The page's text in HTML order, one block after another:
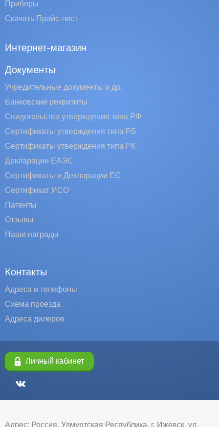
Приборы
Скачать Прайс-лист
Интернет-магазин
Документы
Учредительные документы и др.
Банковские реквизиты
Свидетельства утверждения типа РФ
Сертификаты утверждения типа РБ
Сертификаты утверждения типа РК
Декларации ЕАЭС
Сертификаты и Декларации EC
Сертификат ИСО
Патенты
Отзывы
Наши награды
Контакты
Адреса и телефоны
Схема проезда
Адреса дилеров
Личный кабинет
Адрес: Россия, Удмуртская Республика, г. Ижевск, ул.